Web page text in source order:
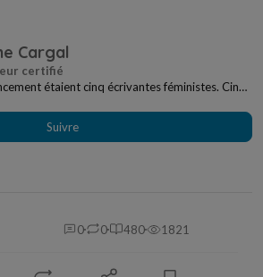
Cargal
étaient cinq écrivantes féministes. Cinq
Suivre
0 0 480 1821